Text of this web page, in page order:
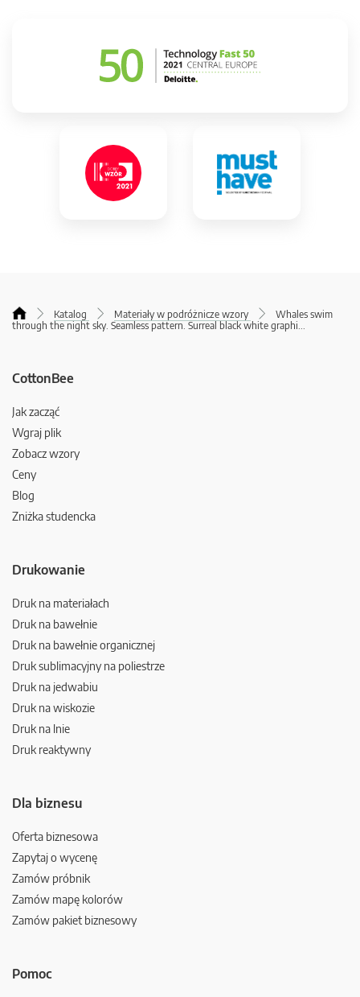
Katalog Materiały w podróżnicze wzory
Whales swim
through the night sky. Seamless pattern. Surreal black white graphi...
CottonBee
Jak zacząć
Wgraj plik
Zobacz wzory
Ceny
Blog
Zniżka studencka
Drukowanie
Druk na materiałach
Druk na bawełnie
Druk na bawełnie organicznej
Druk sublimacyjny na poliestrze
Druk na jedwabiu
Druk na wiskozie
Druk na lnie
Druk reaktywny
Dla biznesu
Oferta biznesowa
Zapytaj o wycenę
Zamów próbnik
Zamów mapę kolorów
Zamów pakiet biznesowy
Pomoc